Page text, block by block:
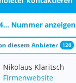
Nummer anzeigen
diesem Anbieter 126
Nikolaus Klaritsch
Firmenwebsite